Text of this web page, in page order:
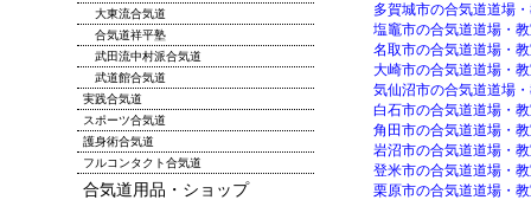
多賀城市の合気道道場
塩竈市の合気道道場・
名取市の合気道道場・
大崎市の合気道道場・
気仙沼市の合気道道場
白石市の合気道道場・
角田市の合気道道場・
岩沼市の合気道道場・
登米市の合気道道場・
栗原市の合気道道場・
大東流合気道
合気道祥平塾
武田流中村派合気道
武道館合気道
実践合気道
スポーツ合気道
護身術合気道
フルコンタクト合気道
合気道用品・ショップ